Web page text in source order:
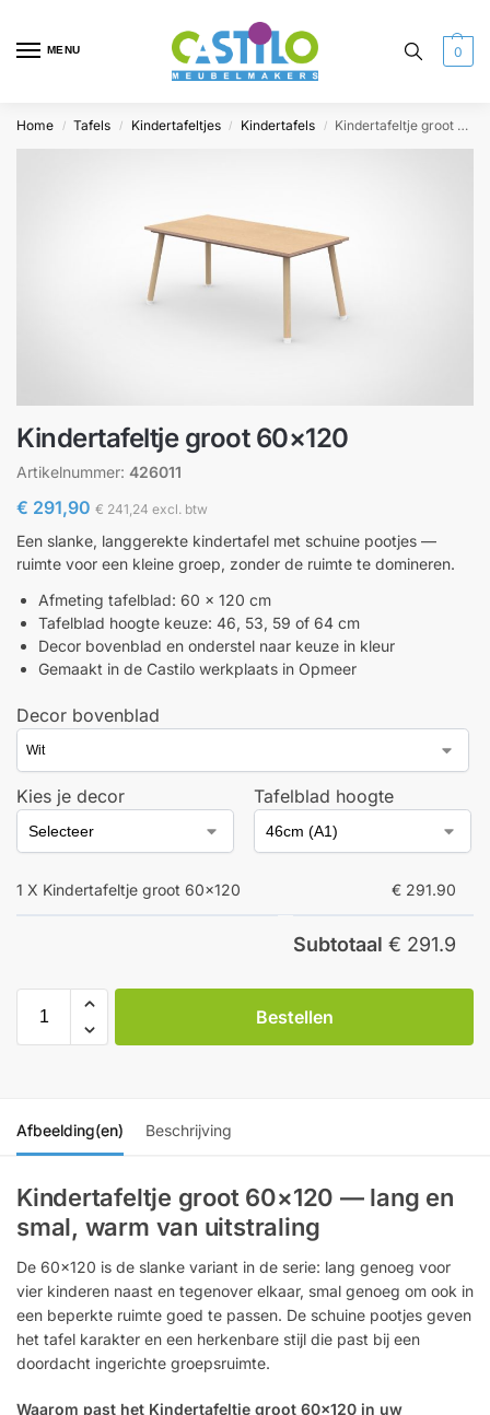
MENU 0
Home / Tafels / Kindertafeltjes / Kindertafels / Kindertafeltje groot 60×120
Kindertafeltje groot 60×120
Artikelnummer: 426011
€ 291,90 € 241,24 excl. btw
Een slanke, langgerekte kindertafel met schuine pootjes —
ruimte voor een kleine groep, zonder de ruimte te domineren.
Afmeting tafelblad: 60 × 120 cm
Tafelblad hoogte keuze: 46, 53, 59 of 64 cm
Decor bovenblad en onderstel naar keuze in kleur
Gemaakt in de Castilo werkplaats in Opmeer
Decor bovenblad
Kies je decor Tafelblad hoogte
1 X Kindertafeltje groot 60×120 € 291.90
Subtotaal € 291.9
Bestellen
Afbeelding(en) Beschrijving
Kindertafeltje groot 60×120 — lang en
smal, warm van uitstraling
De 60×120 is de slanke variant in de serie: lang genoeg voor
vier kinderen naast en tegenover elkaar, smal genoeg om ook in
een beperkte ruimte goed te passen. De schuine pootjes geven
het tafel karakter en een herkenbare stijl die past bij een
doordacht ingerichte groepsruimte.
Waarom past het Kindertafeltje groot 60×120 in uw